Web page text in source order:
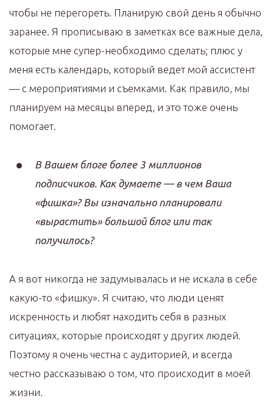
чтобы не перегореть. Планирую свой день я обычно
заранее. Я прописываю в заметках все важные дела,
которые мне супер-необходимо сделать; плюс у
меня есть календарь, который ведет мой ассистент
— с мероприятиями и съемками. Как правило, мы
планируем на месяцы вперед, и это тоже очень
помогает.
В Вашем блоге более 3 миллионов
подписчиков. Как думаете — в чем Ваша
«фишка»? Вы изначально планировали
«вырастить» большой блог или так
получилось?
А я вот никогда не задумывалась и не искала в себе
какую-то «фишку». Я считаю, что люди ценят
искренность и любят находить себя в разных
ситуациях, которые происходят у других людей.
Поэтому я очень честна с аудиторией, и всегда
честно рассказываю о том, что происходит в моей
жизни.